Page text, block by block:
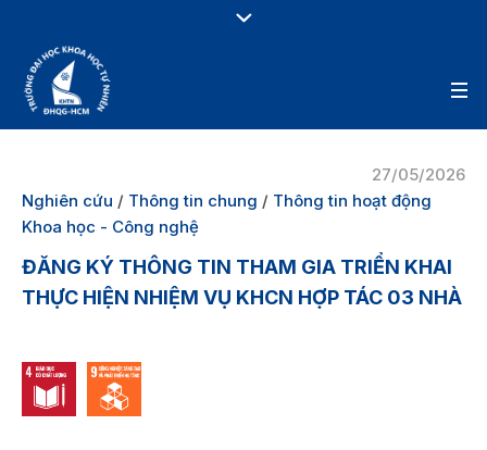
27/05/2026
Nghiên cứu / Thông tin chung / Thông tin hoạt động
Khoa học - Công nghệ
ĐĂNG KÝ THÔNG TIN THAM GIA TRIỂN KHAI
THỰC HIỆN NHIỆM VỤ KHCN HỢP TÁC 03 NHÀ